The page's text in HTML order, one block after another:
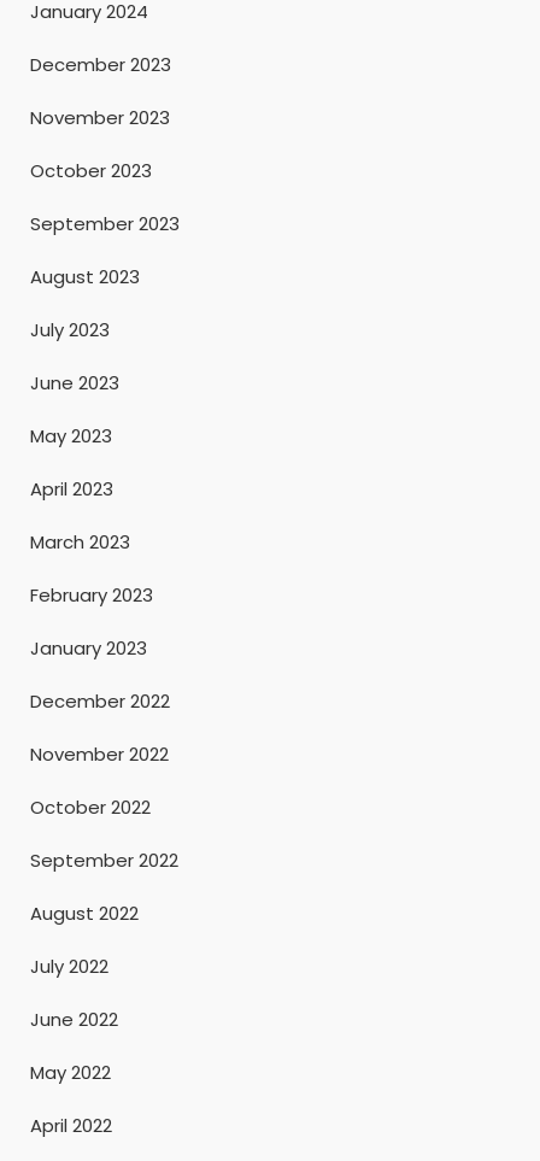
January 2024
December 2023
November 2023
October 2023
September 2023
August 2023
July 2023
June 2023
May 2023
April 2023
March 2023
February 2023
January 2023
December 2022
November 2022
October 2022
September 2022
August 2022
July 2022
June 2022
May 2022
April 2022